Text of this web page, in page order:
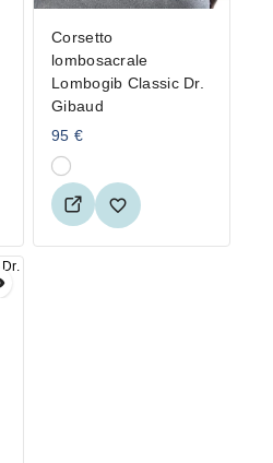
Corsetto
lombosacrale
Lombogib Classic Dr.
Gibaud
95 €